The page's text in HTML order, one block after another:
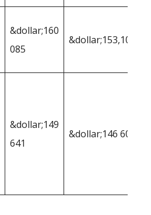
&dollar;160
085
&dollar;153,109
&dollar;149
641
&dollar;146 600